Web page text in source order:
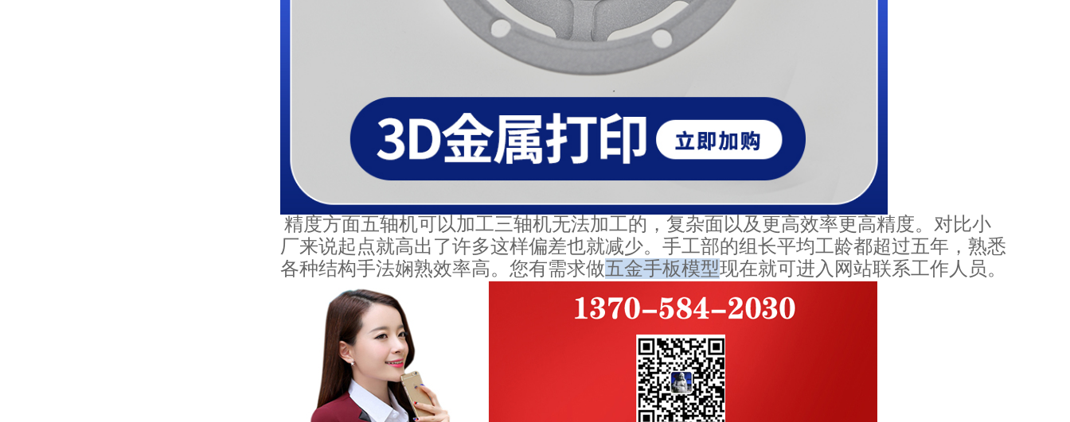
精度方面五轴机可以加工三轴机无法加工的，复杂面以及更高效率更高精度。对比小
厂来说起点就高出了许多这样偏差也就减少。手工部的组长平均工龄都超过五年，熟悉
各种结构手法娴熟效率高。您有需求做五金手板模型现在就可进入网站联系工作人员。